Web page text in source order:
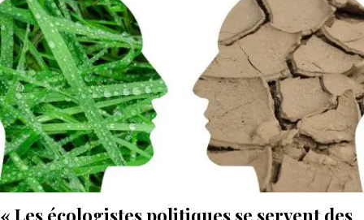
« Les écologistes politiques se servent des